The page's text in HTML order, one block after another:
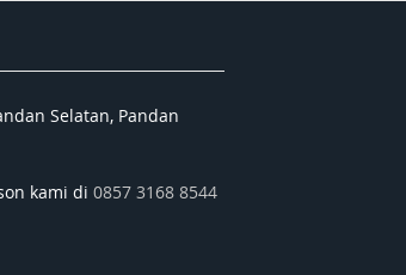
Selatan, Pandan
kami di 0857 3168 8544